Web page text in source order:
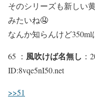
そのシリーズも新しい
みたいね🤤
なんか知らんけど
65 ： 風吹けば名無し ：
ID:8vqe5nI50.net
>>51